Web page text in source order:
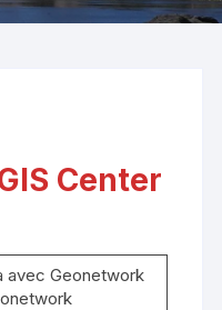
Center
avec Geonetwork